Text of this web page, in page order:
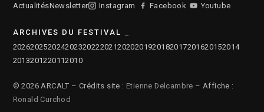
ActualitésNewsletter Instagram Facebook Youtube
ARCHIVES DU FESTIVAL
2026202520242023202220212020201920182017201620152014
2013201220112010
© 2026 ARCALT – Crédits site : Etienne Delcambre – Affiche :
Ronald Curchod